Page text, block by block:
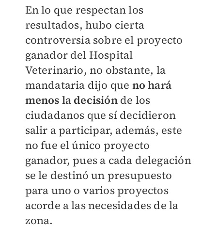
En lo que respectan los
resultados, hubo cierta
controversia sobre el proyecto
ganador del Hospital
Veterinario, no obstante, la
mandataria dijo que no hará
menos la decisiónde los
ciudadanos que sí decidieron
salir a participar, además, este
no fue el único proyecto
ganador, pues a cada delegación
se le destinó un presupuesto
para uno o varios proyectos
acorde a las necesidades de la
zona.